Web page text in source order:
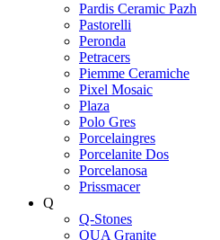
Pardis Ceramic Pazh
Pastorelli
Peronda
Petracers
Piemme Ceramiche
Pixel Mosaic
Plaza
Polo Gres
Porcelaingres
Porcelanite Dos
Porcelanosa
Prissmacer
Q
Q-Stones
QUA Granite